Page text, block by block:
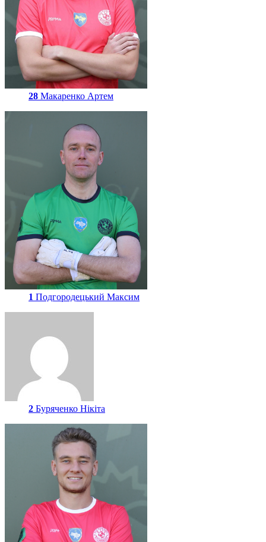
28 Макаренко Артем
1 Подгородецький Максим
2 Буряченко Нікіта